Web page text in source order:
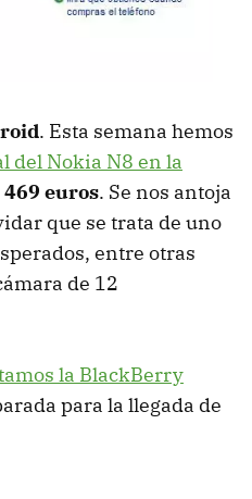
. Esta semana hemos
del Nokia N8 en la
469 euros. Se nos antoja
que se trata de uno
entre otras
de 12
la BlackBerry
para la llegada de